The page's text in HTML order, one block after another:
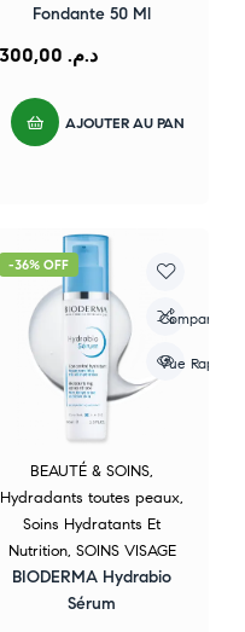
Fondante 50 Ml
د.م.
AJOUTER AU PANIER
-36% OFF
Compare
Vue Rapide
BEAUTÉ & SOINS,
Hydradants toutes peaux,
Soins Hydratants Et
Nutrition, SOINS VISAGE
BIODERMA Hydrabio
Sérum